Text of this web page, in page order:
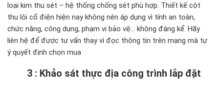
loại kim thu sét – hệ thống chống sét phù hợp. Thiết kế cột
thu lôi cổ điện hiện nay không nên áp dụng vì tính an toàn,
chức năng, công dụng, phạm vi bảo vệ… không đáng kể. Hãy
liên hệ để được tư vấn thay vì đọc thông tin trên mạng mà tự
ý quyết định chọn mua
3 : Khảo sát thực địa công trình lắp đặt